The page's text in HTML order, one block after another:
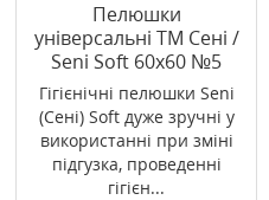
Пелюшки
універсальні ТМ Сені /
Seni Soft 60х60 №5
Гігієнічні пелюшки Seni
(Сені) Soft дуже зручні у
використанні при зміні
підгузка, проведенні
гігієн...